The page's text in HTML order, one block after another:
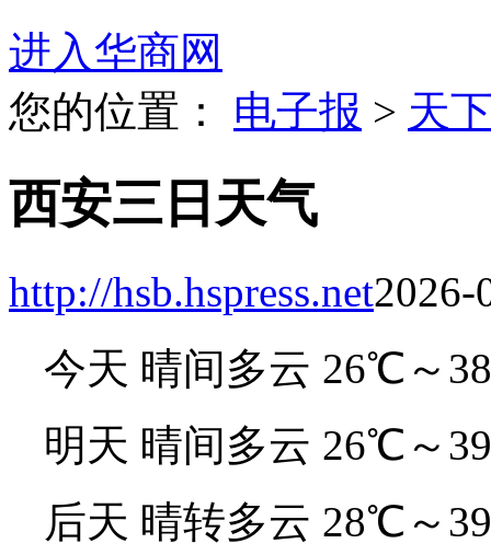
进入华商网
您的位置： 电子报 > 天
西安三日天气
http://hsb.hspress.net2026-
今天 晴间多云 26℃～
明天 晴间多云 26℃～
后天 晴转多云 28℃～